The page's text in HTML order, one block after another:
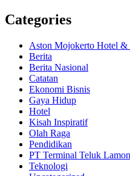
Categories
Aston Mojokerto Hotel &
Berita
Berita Nasional
Catatan
Ekonomi Bisnis
Gaya Hidup
Hotel
Kisah Inspiratif
Olah Raga
Pendidikan
PT Terminal Teluk
Teknologi